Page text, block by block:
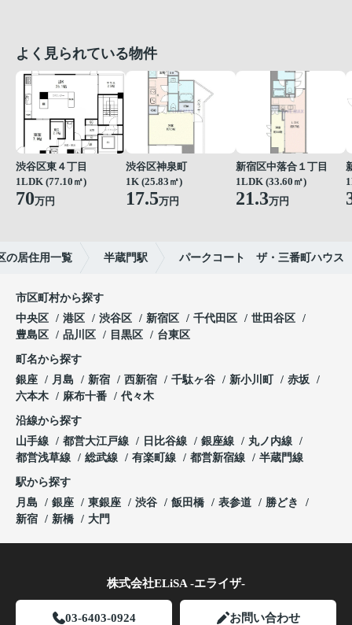
よく見られている物件
渋谷区東４丁目
1LDK (77.10㎡)
70万円
渋谷区神泉町
1K (25.83㎡)
17.5万円
新宿区中落合１丁目
1LDK (33.60㎡)
21.3万円
の居住用一覧 半蔵門駅 パークコート ザ・三番町ハウス
市区町村から探す
中央区
港区 渋谷区 新宿区 千代田区
世田谷区
豊島区
品川区 目黒区 台東区
町名から探す
銀座
月島 新宿 西新宿 千駄ヶ谷 新小川町
赤坂
六本木
麻布十番 代々木
沿線から探す
山手線
都営大江戸線 日比谷線 銀座線
丸ノ内線
都営浅草線
総武線 有楽町線 都営新宿線 半蔵門線
駅から探す
月島
銀座 東銀座 渋谷 飯田橋 表参道
勝どき
新宿
新橋 大門
株式会社ELiSA -エライザ-
03-6403-0924 お問い合わせ